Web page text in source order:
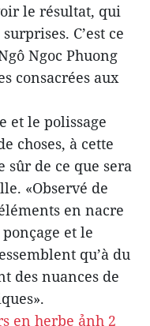
le résultat, qui
C’est ce
Ngoc Phuong
consacrées aux
et le polissage
choses, à cette
sûr de ce que sera
«Observé de
en nacre
et le
qu’à du
des nuances de